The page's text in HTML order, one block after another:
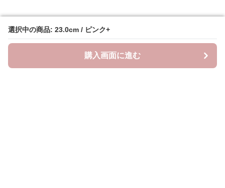
選択中の商品: 23.0cm / ピンク+
購入画面に進む
選択中の商品: 23.0cm / ピンク+
購入画面に進む